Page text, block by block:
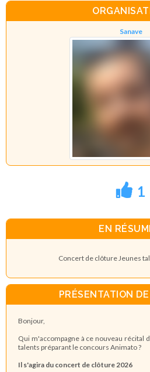
Sanave
1
EN
Concert de clôture Jeunes
PRÉSENTATION
Bonjour,
Qui m'accompagne à ce nouveau récital
talents préparant le concours Animato ?
Il s'agira du concert de clôture 2026